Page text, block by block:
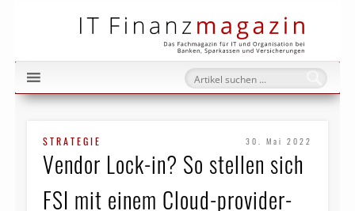
STRATEGIE 30. Mai 2022
Vendor Lock-in? So stellen sich
FSI mit einem Cloud-provider-